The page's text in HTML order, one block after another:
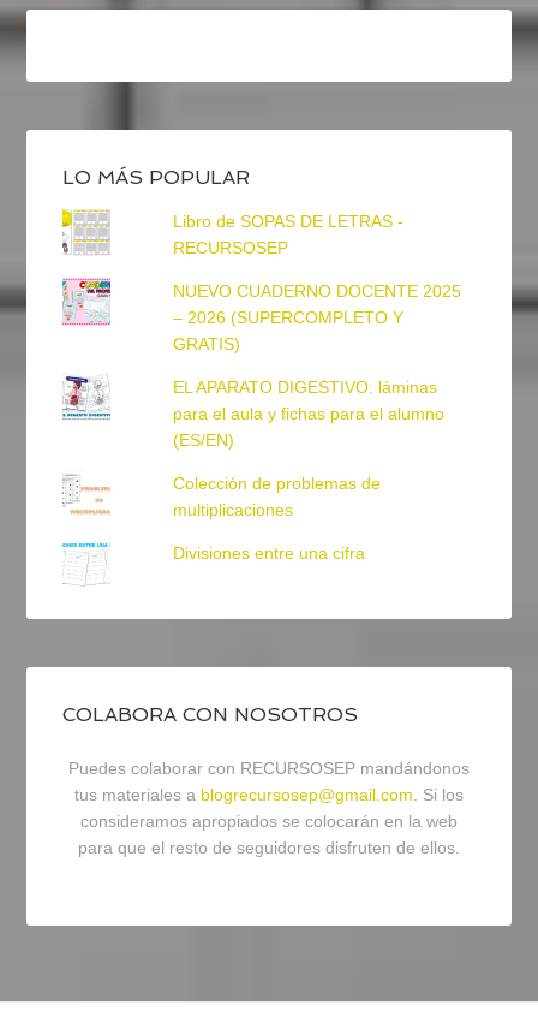
LO MÁS POPULAR
Libro de SOPAS DE LETRAS -
RECURSOSEP
NUEVO CUADERNO DOCENTE 2025
– 2026 (SUPERCOMPLETO Y
GRATIS)
EL APARATO DIGESTIVO: láminas
para el aula y fichas para el alumno
(ES/EN)
Colección de problemas de
multiplicaciones
Divisiones entre una cifra
COLABORA CON NOSOTROS
Puedes colaborar con RECURSOSEP mandándonos
tus materiales a blogrecursosep@gmail.com. Si los
consideramos apropiados se colocarán en la web
para que el resto de seguidores disfruten de ellos.